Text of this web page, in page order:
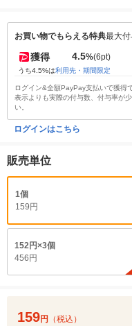
お買い物でもらえる特典最大
獲得 4.5%(6pt)
うち4.5%は利用先・期間限定
ログイン&全額PayPay支払いで獲得
表示よりも実際の付与数、付与率が
い。
ログインはこちら
販売単位
1個
159円
152円×3個
456円
159円 （税込）